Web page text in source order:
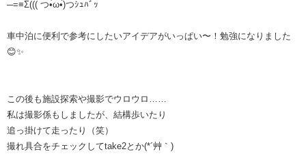
─=≡Σ((( つ•̀ω•́)つｼｭﾊﾞｯ
車中泊に便利で参考にしたいアイデアがいっぱい〜！勉強になりました
😊✨
この後も施設探索や撮影でウロウロ……
私は撮影係もしましたが、結構歩いたり
追っ掛けて走ったり（笑）
撮れ具合をチェックしてtake2とか(*´艸｀)